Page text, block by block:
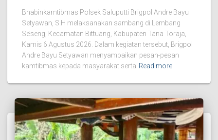
Bhabinkamtibmas Polsek Saluputti Brigpol Andre Bayu
Setyawan, S.H melaksanakan sambang di Lembang
Se’seng, Kecamatan Bittuang, Kabupaten Tana Toraja,
Kamis 6 Agustus 2026. Dalam kegiatan tersebut, Brigpol
Andre Bayu Setyawan menyampaikan pesan-pesan
kamtibmas kepada masyarakat serta Read more